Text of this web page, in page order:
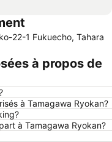
22-1 Fukuecho, Tahara
à propos de
à Tamagawa Ryokan?
à Tamagawa Ryokan?